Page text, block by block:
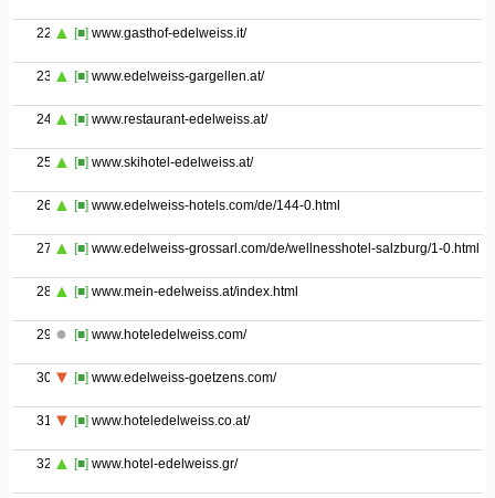
22 [■] www.gasthof-edelweiss.it/
23 [■] www.edelweiss-gargellen.at/
24 [■] www.restaurant-edelweiss.at/
25 [■] www.skihotel-edelweiss.at/
26 [■] www.edelweiss-hotels.com/de/144-0.html
27 [■] www.edelweiss-grossarl.com/de/wellnesshotel-salzburg/1-0.html
28 [■] www.mein-edelweiss.at/index.html
29 [■] www.hoteledelweiss.com/
30 [■] www.edelweiss-goetzens.com/
31 [■] www.hoteledelweiss.co.at/
32 [■] www.hotel-edelweiss.gr/